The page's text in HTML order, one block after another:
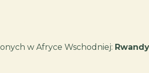
w Afryce Wschodniej: